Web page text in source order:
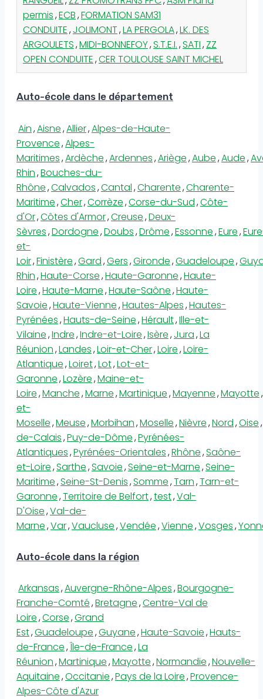
permis,ECB,FORMATION SAM31
CONDUITE,JOLIMONT,LA PERGOLA,LK. DES
ARGOULETS,MIDI-BONNEFOY,S.T.E.I.,SATI,ZZ
OPEN CONDUITE,CER TOULOUSE SAINT MICHEL
Auto-école dans le département
Ain,Aisne,Allier,Alpes-de-Haute-
Provence,Alpes-
Maritimes,Ardèche,Ardennes,Ariège,Aube,Aude,
Rhin,Bouches-du-
Rhône,Calvados,Cantal,Charente,Charente-
Maritime,Cher,Corrèze,Corse-du-Sud,Côte-
d'Or,Côtes d'Armor,Creuse,Deux-
Sèvres,Dordogne,Doubs,Drôme,Essonne,Eure,
et-
Loir,Finistère,Gard,Gers,Gironde,Guadeloupe,
Rhin,Haute-Corse,Haute-Garonne,Haute-
Loire,Haute-Marne,Haute-Saône,Haute-
Savoie,Haute-Vienne,Hautes-Alpes,Hautes-
Pyrénées,Hauts-de-Seine,Hérault,Ille-et-
Vilaine,Indre,Indre-et-Loire,Isère,Jura,La
Réunion,Landes,Loir-et-Cher,Loire,Loire-
Atlantique,Loiret,Lot,Lot-et-
Garonne,Lozère,Maine-et-
Loire,Manche,Marne,Martinique,Mayenne,Mayotte,
et-
Moselle,Meuse,Morbihan,Moselle,Nièvre,Nord,Oise,
de-Calais,Puy-de-Dôme,Pyrénées-
Atlantiques,Pyrénées-Orientales,Rhône,Saône-
et-Loire,Sarthe,Savoie,Seine-et-Marne,Seine-
Maritime,Seine-St-Denis,Somme,Tarn,Tarn-et-
Garonne,Territoire de Belfort,test,Val-
D'Oise,Val-de-
Marne,Var,Vaucluse,Vendée,Vienne,Vosges,
Auto-école dans la région
Arkansas,Auvergne-Rhône-Alpes,Bourgogne-
Franche-Comté,Bretagne,Centre-Val de
Loire,Corse,Grand
Est,Guadeloupe,Guyane,Haute-Savoie,Hauts-
de-France,Île-de-France,La
Réunion,Martinique,Mayotte,Normandie,Nouvelle-
Aquitaine,Occitanie,Pays de la Loire,Provence-
Alpes-Côte d'Azur